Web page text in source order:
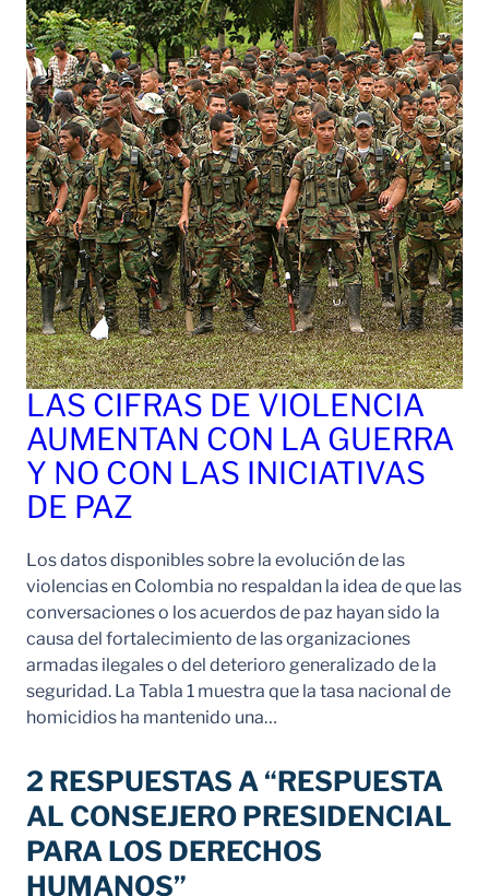
LAS CIFRAS DE VIOLENCIA
AUMENTAN CON LA GUERRA
Y NO CON LAS INICIATIVAS
DE PAZ
Los datos disponibles sobre la evolución de las
violencias en Colombia no respaldan la idea de que las
conversaciones o los acuerdos de paz hayan sido la
causa del fortalecimiento de las organizaciones
armadas ilegales o del deterioro generalizado de la
seguridad. La Tabla 1 muestra que la tasa nacional de
homicidios ha mantenido una…
2 RESPUESTAS A “RESPUESTA
AL CONSEJERO PRESIDENCIAL
PARA LOS DERECHOS
HUMANOS”